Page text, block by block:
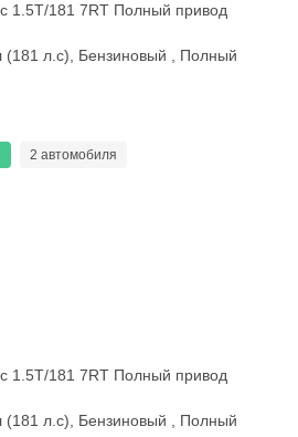
1.5T/181 7RT Полный привод
(181 л.с), Бензиновый , Полный
2 автомобиля
1.5T/181 7RT Полный привод
(181 л.с), Бензиновый , Полный